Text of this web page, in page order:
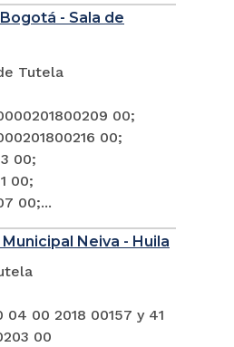
- Sala de
Tutela
00;
00;
00;
00;
00;...
Neiva - Huila
04 00 2018 00157 y 41
00